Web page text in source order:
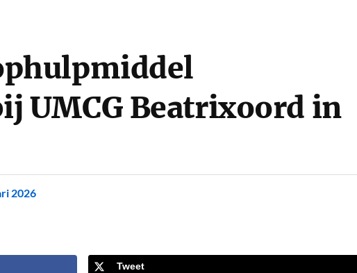
UMCG Beatrixoord in
2026
Tweet